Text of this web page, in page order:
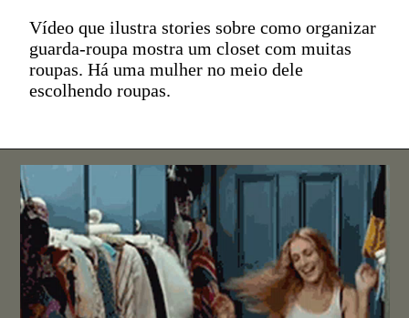
Vídeo que ilustra stories sobre como organizar
guarda-roupa mostra um closet com muitas
roupas. Há uma mulher no meio dele
escolhendo roupas.